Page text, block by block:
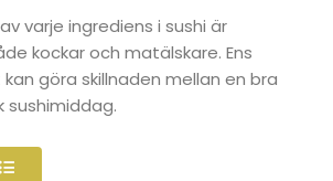
varje ingrediens i sushi är
kockar och matälskare. Ens
göra skillnaden mellan en bra